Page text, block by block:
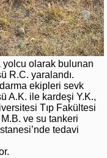
yolcu olarak bulunan
R.C. yaralandı.
ekipleri sevk
A.K. ile kardeşi Y.K.,
Tıp Fakültesi
M.B. ve su tankeri
tedavi